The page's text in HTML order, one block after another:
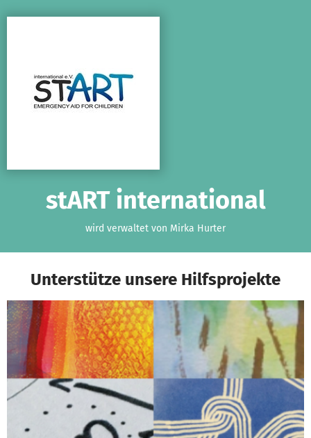
stART international
wird verwaltet von Mirka Hurter
Unterstütze unsere Hilfsprojekte